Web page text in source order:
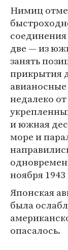
Нимиц
две — из
занять
прикрытия
недалеко
и южная
море и
ноября 1943
Японская
была
опасалось.